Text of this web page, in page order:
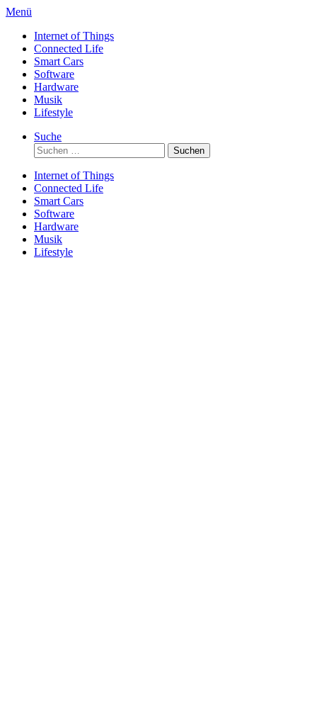
Direkt
Inhalt
Menü
Internet of Things
Connected Life
Smart Cars
Software
Hardware
Musik
Lifestyle
Suche
Suchen
nach:
Internet of Things
Connected Life
Smart Cars
Software
Hardware
Musik
Lifestyle